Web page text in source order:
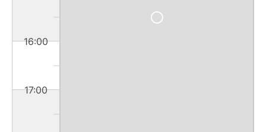
16:00
17:00